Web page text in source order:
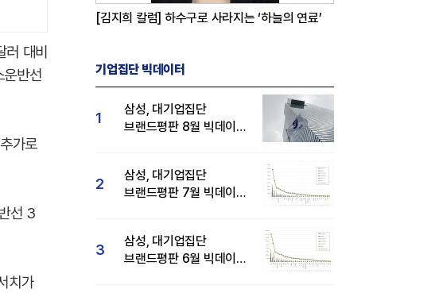
대비
반선
가로
선 3
치가
[김지희 칼럼] 하수구로 사라지는 ‘하늘의 연료’
기업집단 빅데이터
1
삼성, 대기업집단
브랜드평판 8월 빅데이터
2
삼성, 대기업집단
브랜드평판 7월 빅데이터
3
삼성, 대기업집단
브랜드평판 6월 빅데이터